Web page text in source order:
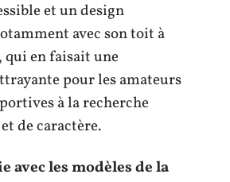
et un design
avec son toit à
en faisait une
pour les amateurs
à la recherche
de caractère.
avec les modèles de la